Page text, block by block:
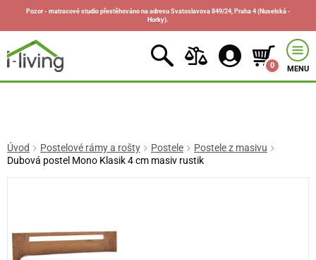
Pozor - matracové studio přestěhováno na adresu Svatoslavova 849/24, Praha 4 (Nuselská -
Horky).
0 MENU
Úvod Postelové rámy a rošty Postele
Postele z masivu
Dubová postel Mono Klasik 4 cm masiv rustik